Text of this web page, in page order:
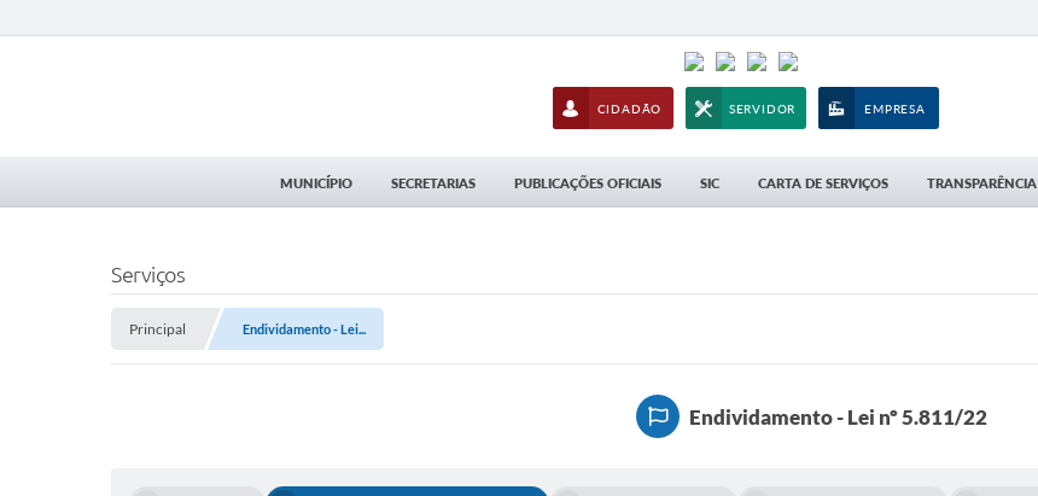
CIDADÃO SERVIDOR EMPRESA
MUNICÍPIO SECRETARIAS PUBLICAÇÕES OFICIAIS SIC CARTA DE SERVIÇOS TRANSPARÊNCIA
Serviços
Principal Endividamento - Lei...
Endividamento - Lei nº 5.811/22